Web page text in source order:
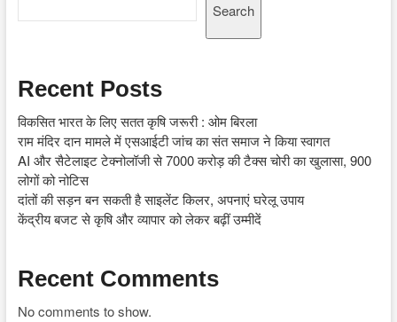
Search
Recent Posts
विकसित भारत के लिए सतत कृषि जरूरी : ओम बिरला
राम मंदिर दान मामले में एसआईटी जांच का संत समाज ने किया स्वागत
AI और सैटेलाइट टेक्नोलॉजी से 7000 करोड़ की टैक्स चोरी का खुलासा, 900
लोगों को नोटिस
दांतों की सड़न बन सकती है साइलेंट किलर, अपनाएं घरेलू उपाय
केंद्रीय बजट से कृषि और व्यापार को लेकर बढ़ीं उम्मीदें
Recent Comments
No comments to show.